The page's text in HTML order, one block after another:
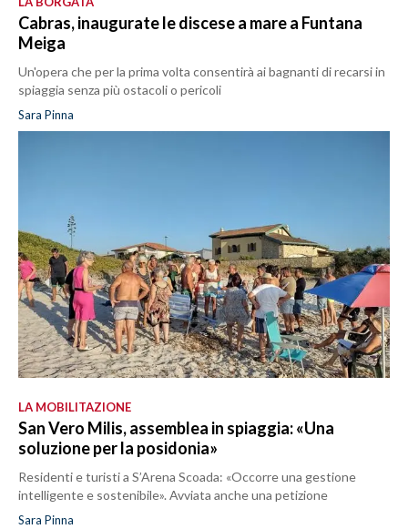
Cabras, inaugurate le discese a mare a Funtana
Meiga
Un'opera che per la prima volta consentirà ai bagnanti di recarsi in
spiaggia senza più ostacoli o pericoli
Sara Pinna
LA MOBILITAZIONE
San Vero Milis, assemblea in spiaggia: «Una
soluzione per la posidonia»
Residenti e turisti a S’Arena Scoada: «Occorre una gestione
intelligente e sostenibile». Avviata anche una petizione
Sara Pinna